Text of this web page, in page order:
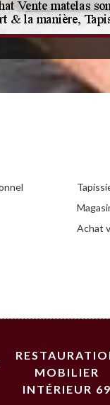
Achat
MOBILIER
INTÉRIEUR 69